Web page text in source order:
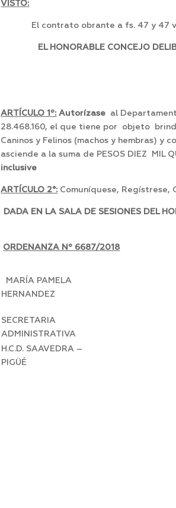
VISTO:
El contrato obrante a fs. 47 y 47
EL HONORABLE CONCEJO
ARTÍCULO 1º: Autorízase al
28.468.160, el que tiene por objeto
Caninos y Felinos (machos y hembras)
asciende a la suma de PESOS DIEZ MIL
inclusive
ARTÍCULO 2°: Comuníquese, Regístrese,
DADA EN LA SALA DE SESIONES DEL
ORDENANZA Nº 6687/2018
MARÍA PAMELA
HERNANDEZ
SECRETARIA
ADMINISTRATIVA
H.C.D. SAAVEDRA –
PIGÜÉ